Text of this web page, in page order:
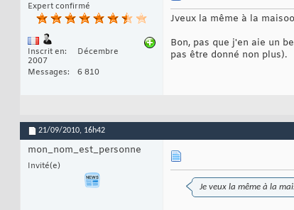
Expert confirmé
Inscrit en
Décembre
2007
Messages
6 810
Jveux la même à la
Bon, pas que j'en aie un
pas être donné non plus).
21/09/2010, 16h42
mon_nom_est_personne
Invité(e)
Je veux la même à la